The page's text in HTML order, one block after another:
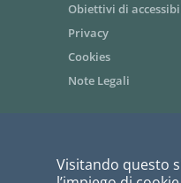
Obiettivi di
Privacy
Cookies
Note Legali
Siti tematici - link
Visitando questo